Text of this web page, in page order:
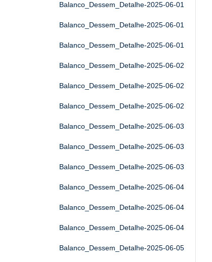
Balanco_Dessem_Detalhe-2025-06-01
Balanco_Dessem_Detalhe-2025-06-01
Balanco_Dessem_Detalhe-2025-06-01
Balanco_Dessem_Detalhe-2025-06-02
Balanco_Dessem_Detalhe-2025-06-02
Balanco_Dessem_Detalhe-2025-06-02
Balanco_Dessem_Detalhe-2025-06-03
Balanco_Dessem_Detalhe-2025-06-03
Balanco_Dessem_Detalhe-2025-06-03
Balanco_Dessem_Detalhe-2025-06-04
Balanco_Dessem_Detalhe-2025-06-04
Balanco_Dessem_Detalhe-2025-06-04
Balanco_Dessem_Detalhe-2025-06-05